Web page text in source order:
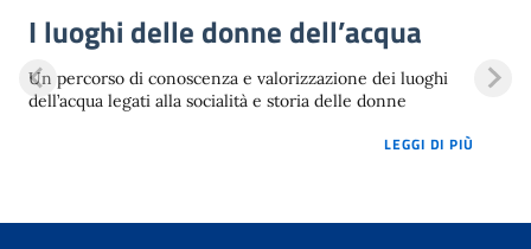
I luoghi delle donne dell’acqua
Un percorso di conoscenza e valorizzazione dei luoghi
dell’acqua legati alla socialità e storia delle donne
LEGGI DI PIÙ